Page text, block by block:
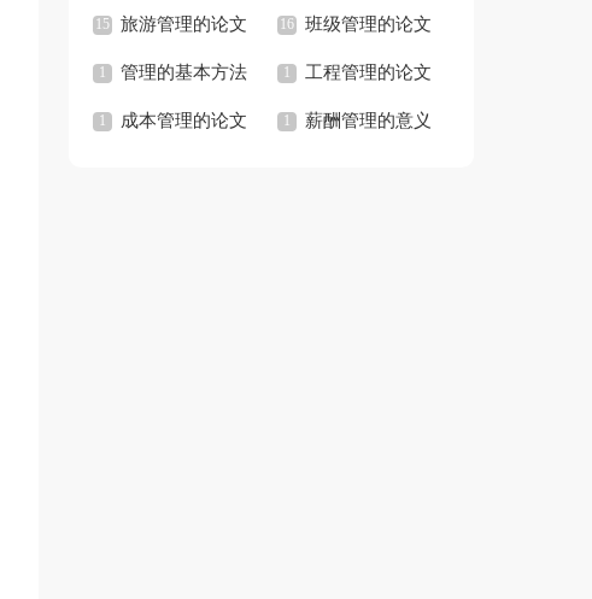
结 旅游管理的论文 班级管理的论文
管理的基本方法 工程管理的论文
成本管理的论文 薪酬管理的意义